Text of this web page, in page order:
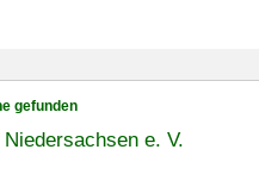
gefunden
e. V.